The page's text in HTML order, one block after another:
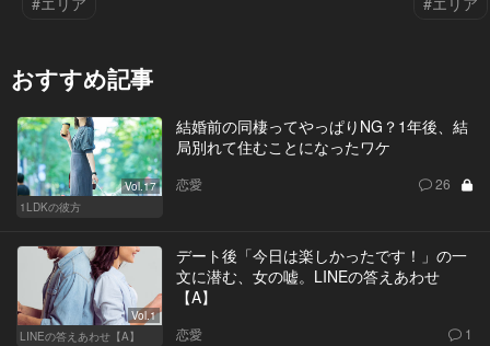
おすすめ記事
Vol.17
1LDKの彼方
結婚前の同棲ってやっぱりNG？1年後、結
局別れて住むことになったワケ
恋愛 26
Vol.1
LINEの答えあわせ【A】
デート後「今日は楽しかったです！」の一
文に潜む、女の嘘。LINEの答えあわせ
【A】
恋愛 1